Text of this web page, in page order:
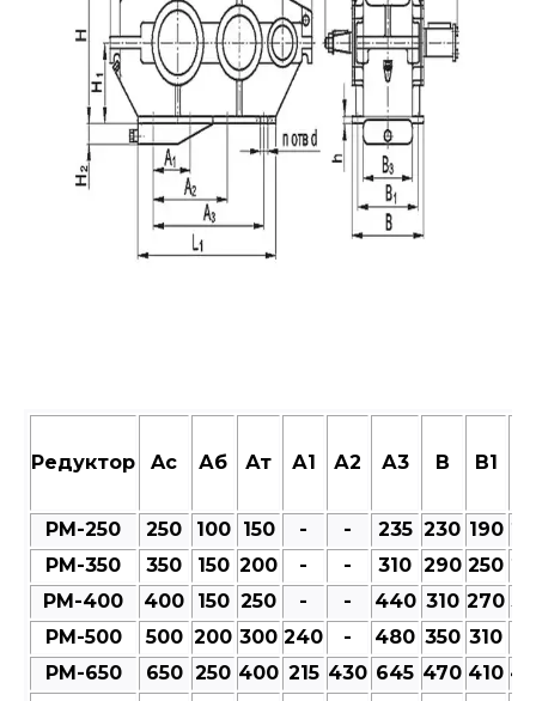
Редуктор Aс Аб Ат А1 А2 А3 В В1
РМ-250 250 100 150 - - 235 230 190
РМ-350
350 150 200 - - 310 290 250
РМ-400
400 150 250 - - 440 310 270
РМ-500
500 200 300 240 - 480 350 310
РМ-650
650 250 400 215 430 645 470 410